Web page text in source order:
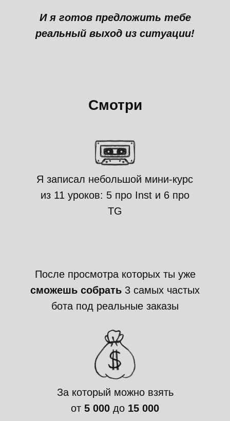
И я готов предложить тебе
реальный выход из ситуации!
Смотри
За который можно взять
от 5 000 до 15 000
После просмотра которых ты уже
сможешь собрать 3 самых частых
бота под реальные заказы
Я записал небольшой мини-курс
из 11 уроков: 5 про Inst и 6 про
TG